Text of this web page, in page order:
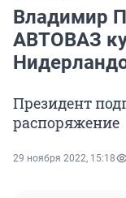
Владимир
АВТОВАЗ
Президент
распоряжение
29 ноября 2022, 15:18